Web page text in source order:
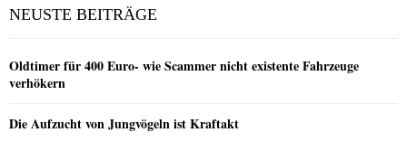
NEUSTE BEITRÄGE
Oldtimer für 400 Euro- wie Scammer nicht existente Fahrzeuge
verhökern
Die Aufzucht von Jungvögeln ist Kraftakt